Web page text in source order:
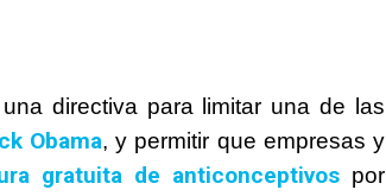
directiva para limitar una de las
Obama, y permitir que empresas y
gratuita de anticonceptivospor